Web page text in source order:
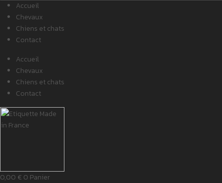
Accueil
Chevaux
Chiens et chats
Contact
Accueil
Chevaux
Chiens et chats
Contact
0,00 € 0 Panier